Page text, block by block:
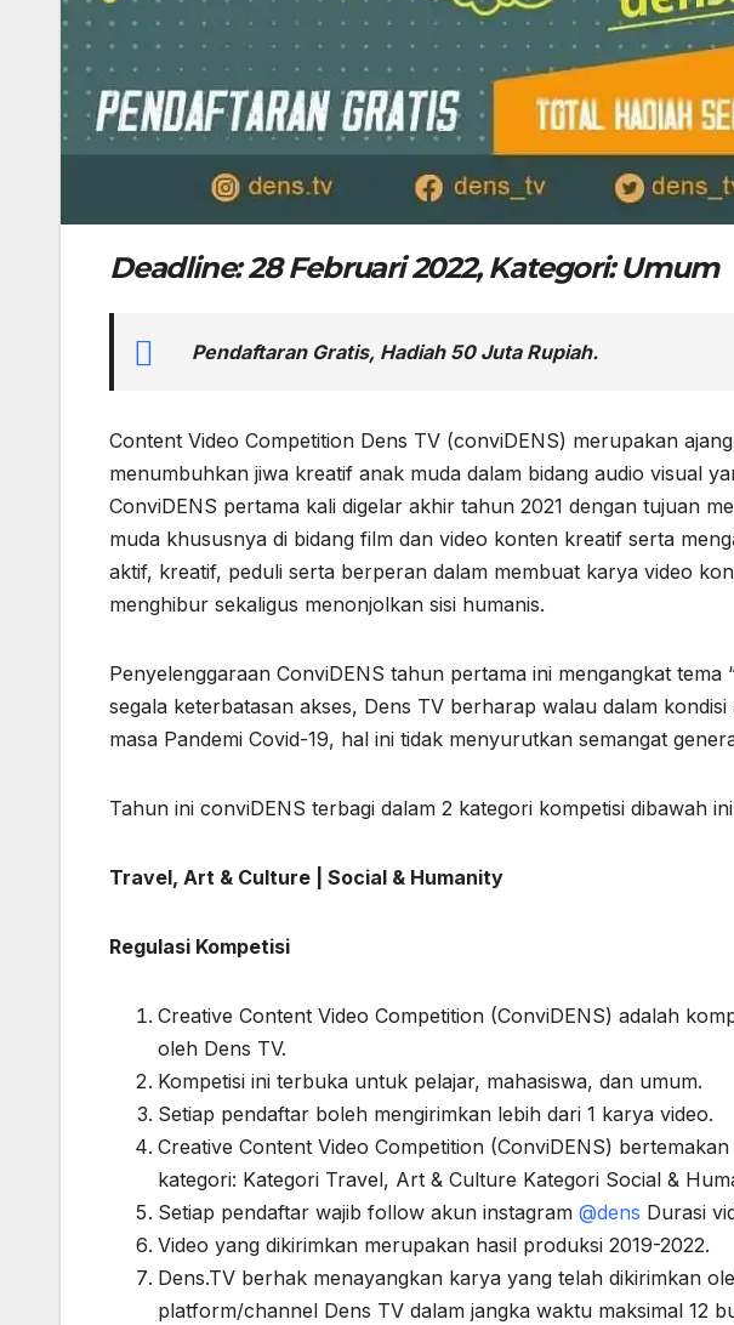
Deadline: 28 Februari 2022, Kategori: Umum
Pendaftaran Gratis, Hadiah 50 Juta Rupiah.
Content Video Competition Dens TV (conviDENS) merupakan
menumbuhkan jiwa kreatif anak muda dalam bidang audio visual
ConviDENS pertama kali digelar akhir tahun 2021 dengan tujuan
muda khususnya di bidang film dan video konten kreatif serta
aktif, kreatif, peduli serta berperan dalam membuat karya video
menghibur sekaligus menonjolkan sisi humanis.
Penyelenggaraan ConviDENS tahun pertama ini mengangkat tema
segala keterbatasan akses, Dens TV berharap walau dalam
masa Pandemi Covid-19, hal ini tidak menyurutkan semangat
Tahun ini conviDENS terbagi dalam 2 kategori kompetisi dibawah
Travel, Art & Culture | Social & Humanity
Regulasi Kompetisi
Creative Content Video Competition (ConviDENS) adalah
oleh Dens TV.
Kompetisi ini terbuka untuk pelajar, mahasiswa, dan umum.
Setiap pendaftar boleh mengirimkan lebih dari 1 karya video.
Creative Content Video Competition (ConviDENS)
kategori: Kategori Travel, Art & Culture Kategori Social &
Setiap pendaftar wajib follow akun instagram @dens Durasi
Video yang dikirimkan merupakan hasil produksi 2019-2022.
Dens.TV berhak menayangkan karya yang telah dikirimkan
platform/channel Dens TV dalam jangka waktu maksimal 12